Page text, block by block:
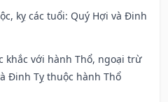
kỵ các tuổi: Quý Hợi và Đinh
khắc với hành Thổ, ngoại trừ
Đinh Tỵ thuộc hành Thổ